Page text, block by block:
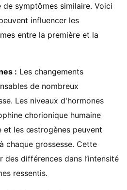
symptômes similaire. Voici
influencer les
entre la première et la
: Les changements
de nombreux
Les niveaux d'hormones
chorionique humaine
et les œstrogènes peuvent
chaque grossesse. Cette
différences dans l’intensité
ressentis.